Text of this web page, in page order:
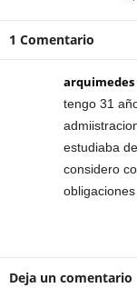
1 Comentario
arquimedes
tengo 31
estudiaba
considero
Deja un comentario